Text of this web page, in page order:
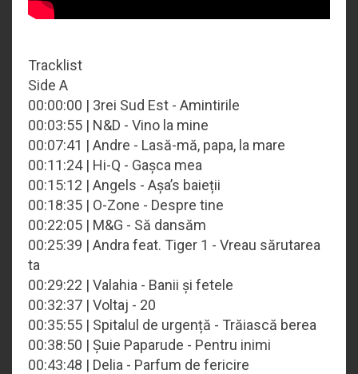
Tracklist
Side A
00:00:00 | 3rei Sud Est - Amintirile
00:03:55 | N&D - Vino la mine
00:07:41 | Andre - Lasă-mă, papa, la mare
00:11:24 | Hi-Q - Gașca mea
00:15:12 | Angels - Așa’s baieții
00:18:35 | O-Zone - Despre tine
00:22:05 | M&G - Să dansăm
00:25:39 | Andra feat. Tiger 1 - Vreau sărutarea
ta
00:29:22 | Valahia - Banii și fetele
00:32:37 | Voltaj - 20
00:35:55 | Spitalul de urgență - Trăiască berea
00:38:50 | Șuie Paparude - Pentru inimi
00:43:48 | Delia - Parfum de fericire